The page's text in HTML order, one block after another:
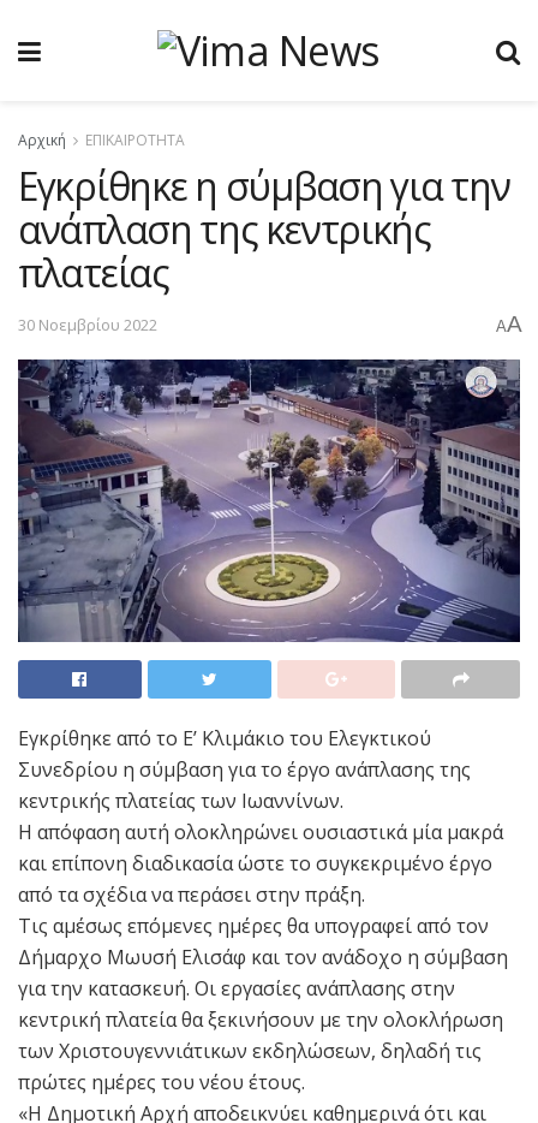
Αρχική ΕΠΙΚΑΙΡΟΤΗΤΑ
Εγκρίθηκε η σύμβαση για την
ανάπλαση της κεντρικής
πλατείας
30 Νοεμβρίου 2022 AA
Εγκρίθηκε από το Ε’ Κλιμάκιο του Ελεγκτικού
Συνεδρίου η σύμβαση για το έργο ανάπλασης της
κεντρικής πλατείας των Ιωαννίνων.
Η απόφαση αυτή ολοκληρώνει ουσιαστικά μία μακρά
και επίπονη διαδικασία ώστε το συγκεκριμένο έργο
από τα σχέδια να περάσει στην πράξη.
Τις αμέσως επόμενες ημέρες θα υπογραφεί από τον
Δήμαρχο Μωυσή Ελισάφ και τον ανάδοχο η σύμβαση
για την κατασκευή. Οι εργασίες ανάπλασης στην
κεντρική πλατεία θα ξεκινήσουν με την ολοκλήρωση
των Χριστουγεννιάτικων εκδηλώσεων, δηλαδή τις
πρώτες ημέρες του νέου έτους.
«Η Δημοτική Αρχή αποδεικνύει καθημερινά ότι και